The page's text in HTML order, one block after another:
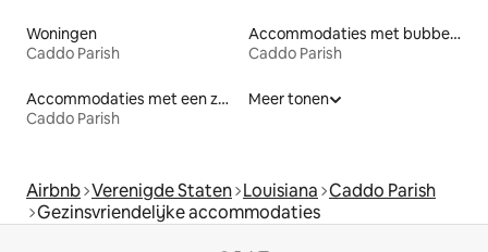
Woningen
Caddo Parish
Accommodaties met bubbelbad
Caddo Parish
Accommodaties met een zwembad
Caddo Parish
Meer tonen
Airbnb Verenigde Staten Louisiana Caddo Parish
Gezinsvriendelijke accommodaties